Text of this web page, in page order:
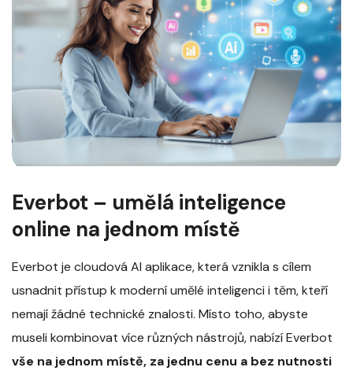
Everbot – umělá inteligence
online na jednom místě
Everbot je cloudová AI aplikace, která vznikla s cílem
usnadnit přístup k moderní umělé inteligenci i těm, kteří
nemají žádné technické znalosti. Místo toho, abyste
museli kombinovat více různých nástrojů, nabízí Everbot
vše na jednom místě, za jednu cenu a bez nutnosti